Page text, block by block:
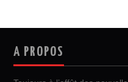
A PROPOS